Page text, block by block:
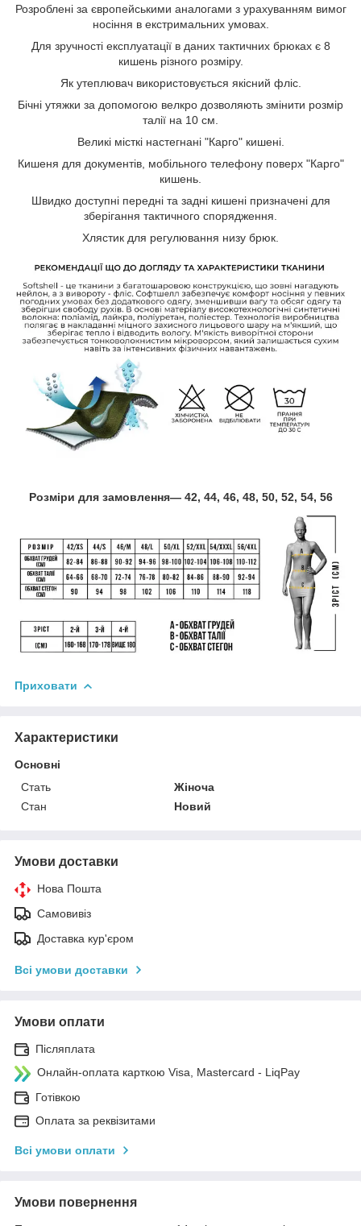
Розроблені за європейськими аналогами з урахуванням вимог
носіння в екстримальних умовах.
Для зручності експлуатації в даних тактичних брюках є 8
кишень різного розміру.
Як утеплювач використовується якісний фліс.
Бічні утяжки за допомогою велкро дозволяють змінити розмір
талії на 10 см.
Великі місткі настегнані "Карго" кишені.
Кишеня для документів, мобільного телефону поверх "Карго"
кишень.
Швидко доступні передні та задні кишені призначені для
зберігання тактичного спорядження.
Хлястик для регулювання низу брюк.
Розміри для замовлення― 42, 44, 46, 48, 50, 52, 54, 56
Приховати
Характеристики
Основні
Стать
Жіноча
Стан
Новий
Умови доставки
Нова Пошта
Самовивіз
Доставка кур'єром
Всі умови доставки
Умови оплати
Післяплата
Онлайн-оплата карткою Visa, Mastercard - LiqPay
Готівкою
Оплата за реквізитами
Всі умови оплати
Умови повернення